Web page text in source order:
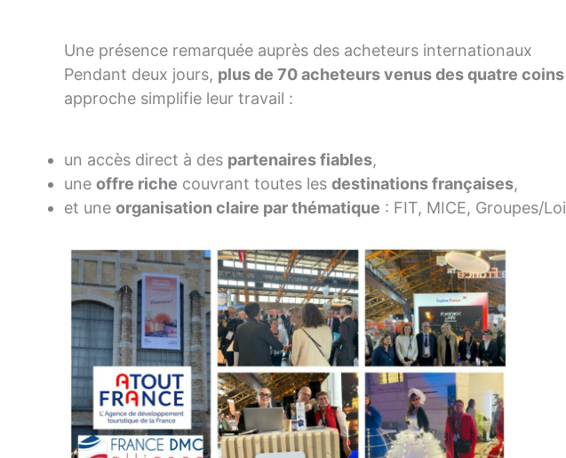
Une présence remarquée auprès des acheteurs internationaux
Pendant deux jours, plus de 70 acheteurs venus des quatre
approche simplifie leur travail :
un accès direct à des partenaires fiables,
une offre riche couvrant toutes les destinations françaises,
et une organisation claire par thématique : FIT, MICE, Groupes/